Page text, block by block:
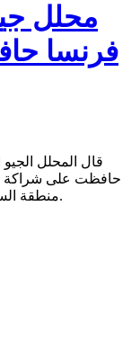
محلل
فرنسا
قال المحلل
حافظت على شراكة
منطقة الساحل مؤخر من قدوم فاجنر وانسحاب برخان.